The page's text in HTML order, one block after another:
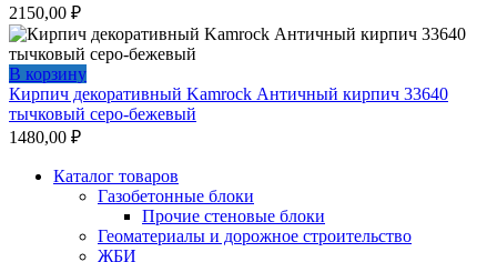
2150,00 ₽
В корзину
Кирпич декоративный Kamrock Античный кирпич 33640
тычковый серо-бежевый
1480,00 ₽
Каталог товаров
Газобетонные блоки
Прочие стеновые блоки
Геоматериалы и дорожное строительство
ЖБИ